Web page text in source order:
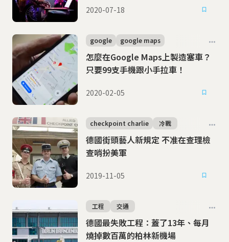
2020-07-18
怎麼在Google Maps上製造塞車？
只要99支手機跟小手拉車！
google google maps
2020-02-05
德國街頭藝人新規定 不准在查理檢
查哨扮美軍
checkpoint charlie 冷戰
2019-11-05
德國最失敗工程：蓋了13年、每月
燒掉數百萬的柏林新機場
工程 交通